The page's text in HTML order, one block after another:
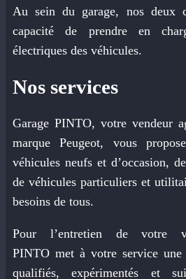
Au sein du garage, nos deux
capacité de prendre en
électriques des véhicules.
Nos services
Garage PINTO, votre vendeur
marque Peugeot, vous
véhicules neufs et d’occasion,
de véhicules particuliers et
besoins de tous.
Pour l’entretien de votre
PINTO met à votre service une
qualifiés, expérimentés et